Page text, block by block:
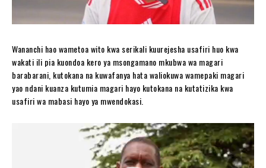
Wananchi hao wametoa wito kwa serikali kuurejesha usafiri huo kwa
wakati ili pia kuondoa kero ya msongamano mkubwa wa magari
barabarani, kutokana na kuwafanya hata waliokuwa wamepaki magari
yao ndani kuanza kutumia magari hayo kutokana na kutatizika kwa
usafiri wa mabasi hayo ya mwendokasi.